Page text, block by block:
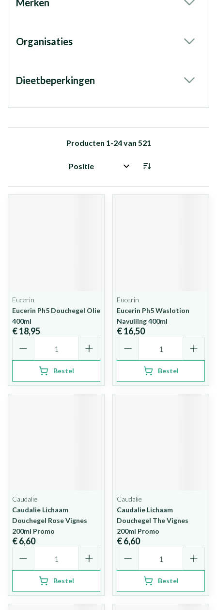
Merken
Organisaties
Dieetbeperkingen
Producten 1-24van 521
Sorteer op:
Eucerin
Eucerin Ph5 Douchegel Olie
400ml
€ 18,95
Bestel
Eucerin
Eucerin Ph5 Waslotion
Navulling 400ml
€ 16,50
Bestel
Caudalie
Caudalie Lichaam
Douchegel Rose Vignes
200ml Promo
€ 6,60
Bestel
Caudalie
Caudalie Lichaam
Douchegel The Vignes
200ml Promo
€ 6,60
Bestel